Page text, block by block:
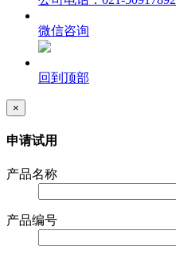
微信咨询
回到顶部
×
申请试用
产品名称
产品编号